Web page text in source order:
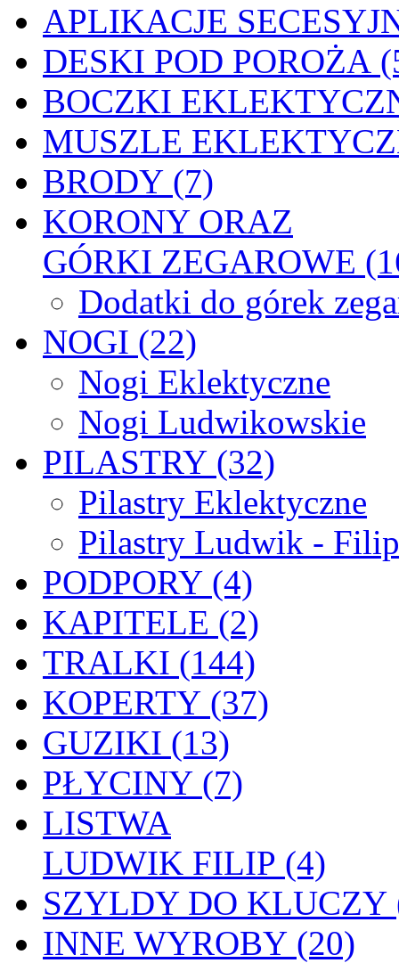
APLIKACJE
DESKI POD POROŻA
BOCZKI
MUSZLE
BRODY (7)
KORONY ORAZ
GÓRKI ZEGAROWE
Dodatki do górek
NOGI (22)
Nogi Eklektyczne
Nogi Ludwikowskie
PILASTRY (32)
Pilastry Eklektyczne
Pilastry Ludwik - Filip
PODPORY (4)
KAPITELE (2)
TRALKI (144)
KOPERTY (37)
GUZIKI (13)
PŁYCINY (7)
LISTWA
LUDWIK FILIP (4)
SZYLDY DO KLUCZY
INNE WYROBY (20)